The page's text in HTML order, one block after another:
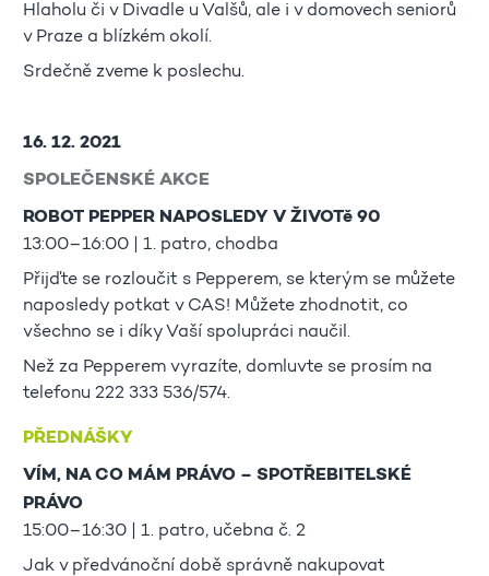
Hlaholu či v Divadle u Valšů, ale i v domovech seniorů
v Praze a blízkém okolí.
Srdečně zveme k poslechu.
16. 12. 2021
SPOLEČENSKÉ AKCE
ROBOT PEPPER NAPOSLEDY V ŽIVOTě 90
13:00–16:00 | 1. patro, chodba
Přijďte se rozloučit s Pepperem, se kterým se můžete
naposledy potkat v CAS! Můžete zhodnotit, co
všechno se i díky Vaší spolupráci naučil.
Než za Pepperem vyrazíte, domluvte se prosím na
telefonu 222 333 536/574.
PŘEDNÁŠKY
VÍM, NA CO MÁM PRÁVO – SPOTŘEBITELSKÉ
PRÁVO
15:00–16:30 | 1. patro, učebna č. 2
Jak v předvánoční době správně nakupovat